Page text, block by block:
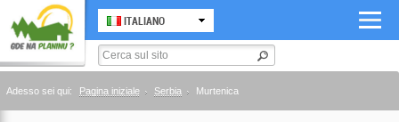
ITALIANO
Adesso sei qui: Pagina iniziale Serbia Murtenica